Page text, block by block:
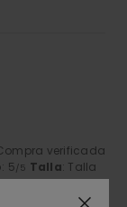
verificada
: 5/5 Talla: Talla